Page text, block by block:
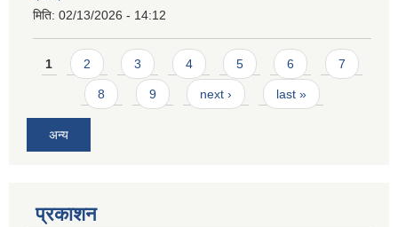
मिति: 02/13/2026 - 14:12
Pages
1 2 3 4 5 6 7
8 9 next › last »
अन्य
प्रकाशन